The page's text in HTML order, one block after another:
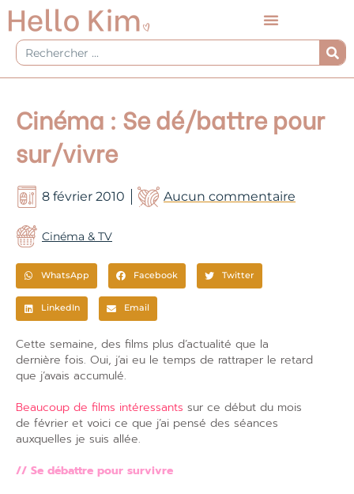
Aller
au
contenu
Rechercher
Cinéma : Se dé/battre pour
sur/vivre
8 février 2010 Aucun commentaire
Cinéma & TV
WhatsApp Facebook Twitter
LinkedIn Email
Cette semaine, des films plus d’actualité que la
dernière fois. Oui, j’ai eu le temps de rattraper le retard
que j’avais accumulé.
Beaucoup de films intéressants sur ce début du mois
de février et voici ce que j’ai pensé des séances
auxquelles je suis allée.
// Se débattre pour survivre